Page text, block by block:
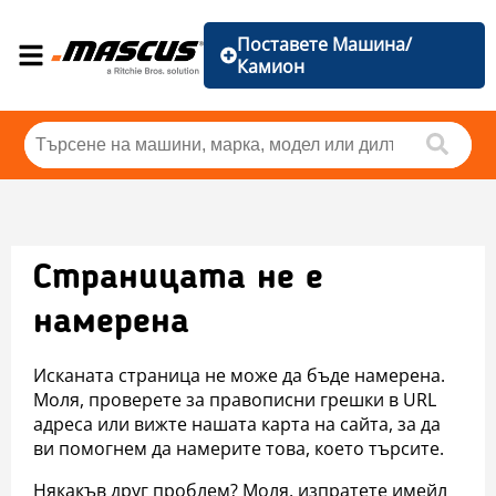
Поставете Машина/
Камион
Страницата не е
намерена
Исканата страница не може да бъде намерена.
Моля, проверете за правописни грешки в URL
адреса или вижте нашата карта на сайта, за да
ви помогнем да намерите това, което търсите.
Някакъв друг проблем? Моля, изпратете имейл